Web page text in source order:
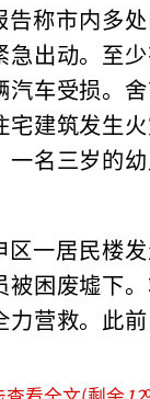
称市内多处
急出动。至
汽车受损。
宅建筑发生
一名三岁的
区一居民楼
被困废墟下
力营救。此